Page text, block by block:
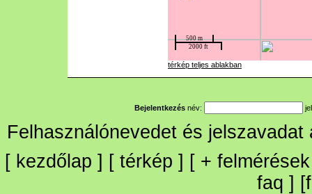
térkép teljes ablakban
Bejelentkezés név:
Felhasználónevedet és
[ kezdőlap ] [ térkép ] [ + felmérések
faq ] [